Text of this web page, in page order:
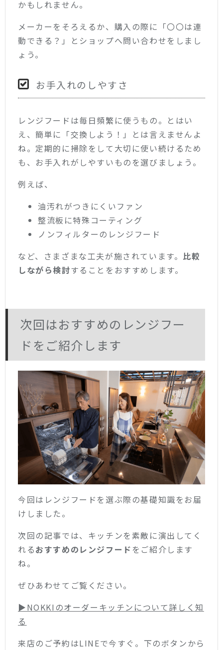
かもしれません。
メーカーをそろえるか、購入の際に「〇〇は連
動できる？」とショップへ問い合わせをしまし
ょう。
お手入れのしやすさ
レンジフードは毎日頻繁に使うもの。とはい
え、簡単に「交換しよう！」とは言えませんよ
ね。定期的に掃除をして大切に使い続けるため
も、お手入れがしやすいものを選びましょう。
例えば、
油汚れがつきにくいファン
整流板に特殊コーティング
ノンフィルターのレンジフード
など、さまざまな工夫が施されています。 比較
しながら検討することをおすすめします。
次回はおすすめのレンジフー
ドをご紹介します
今回はレンジフードを選ぶ際の基礎知識をお届
けしました。
次回の記事では、キッチンを素敵に演出してく
れるおすすめのレンジフード をご紹介します
ね。
ぜひあわせてご覧ください。
▶︎NOKKIのオーダーキッチンについて詳しく知
る
来店のご予約はLINEで今すぐ。下のボタンから